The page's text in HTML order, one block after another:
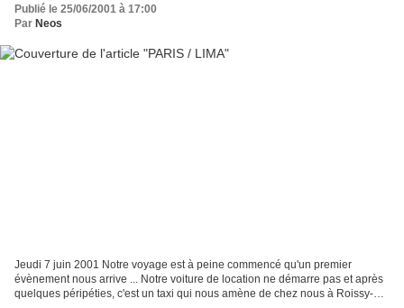
Publié le 25/06/2001 à 17:00
Par Neos
Jeudi 7 juin 2001 Notre voyage est à peine commencé qu'un premier
évènement nous arrive ... Notre voiture de location ne démarre pas et après
quelques péripéties, c'est un taxi qui nous amène de chez nous à Roissy-